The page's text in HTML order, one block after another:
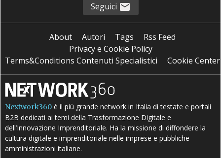
Seguici
About Autori Tags
Rss Feed
Privacy e Cookie Policy
Terms&Conditions Contenuti Specialistici
Cookie Center
Nextwork360 è il più grande network in Italia di testate e portali
B2B dedicati ai temi della Trasformazione Digitale e
dell’Innovazione Imprenditoriale. Ha la missione di diffondere la
cultura digitale e imprenditoriale nelle imprese e pubbliche
amministrazioni italiane.